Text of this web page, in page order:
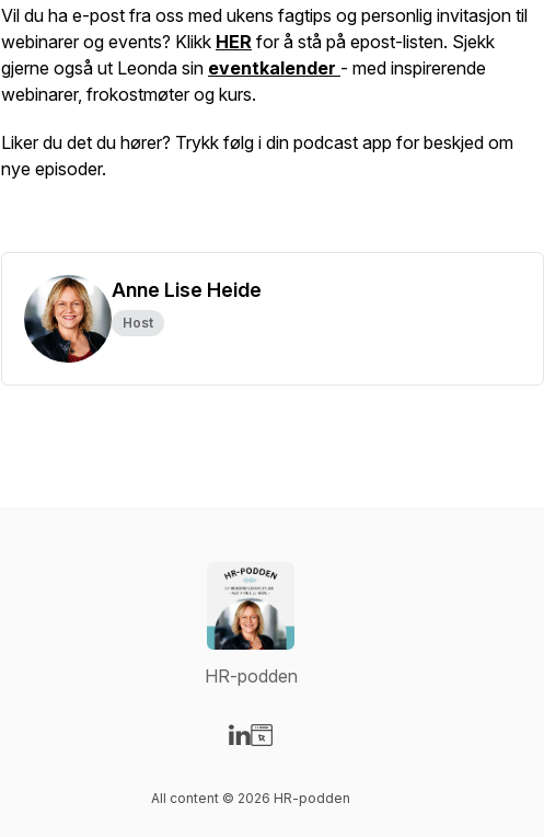
Vil du ha e-post fra oss med ukens fagtips og personlig invitasjon til
webinarer og events? Klikk HER for å stå på epost-listen. Sjekk
gjerne også ut Leonda sin eventkalender - med inspirerende
webinarer, frokostmøter og kurs.
Liker du det du hører? Trykk følg i din podcast app for beskjed om
nye episoder.
Anne Lise Heide
Host
HR-podden
All content © 2026 HR-podden